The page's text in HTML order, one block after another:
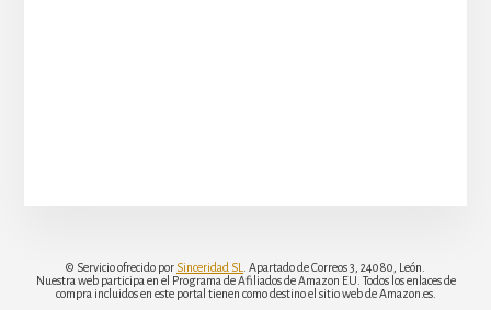
© Servicio ofrecido por Sinceridad SL. Apartado de Correos 3, 24080, León.
Nuestra web participa en el Programa de Afiliados de Amazon EU. Todos los enlaces de
compra incluidos en este portal tienen como destino el sitio web de Amazon.es.